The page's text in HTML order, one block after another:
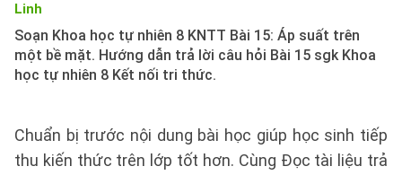
Linh
Soạn Khoa học tự nhiên 8 KNTT Bài 15: Áp suất trên
một bề mặt. Hướng dẫn trả lời câu hỏi Bài 15 sgk Khoa
học tự nhiên 8 Kết nối tri thức.
Chuẩn bị trước nội dung bài học giúp học sinh tiếp
thu kiến thức trên lớp tốt hơn. Cùng Đọc tài liệu trả